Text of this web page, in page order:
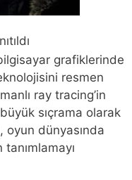
grafiklerinde
resmen
ray tracing’in
sıçrama olarak
dünyasında